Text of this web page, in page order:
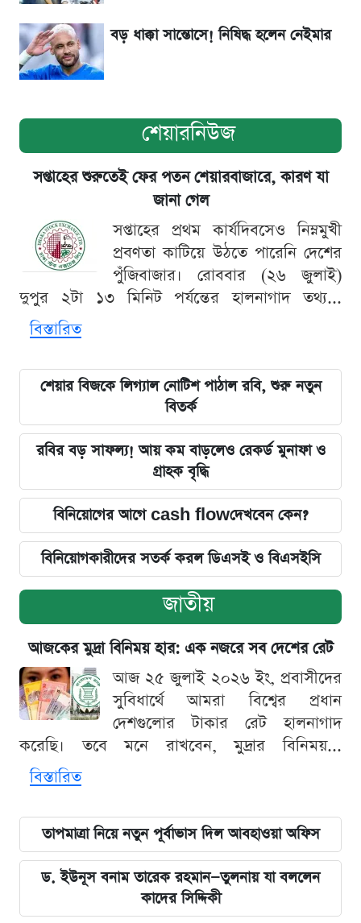
বড় ধাক্কা সান্তোসে! নিষিদ্ধ হলেন নেইমার
শেয়ারনিউজ
সপ্তাহের শুরুতেই ফের পতন শেয়ারবাজারে, কারণ যা
জানা গেল
সপ্তাহের প্রথম কার্যদিবসেও নিম্নমুখী
প্রবণতা কাটিয়ে উঠতে পারেনি দেশের
পুঁজিবাজার। রোববার (২৬ জুলাই)
দুপুর ২টা ১৩ মিনিট পর্যন্তের হালনাগাদ তথ্য...
বিস্তারিত
শেয়ার বিজকে লিগ্যাল নোটিশ পাঠাল রবি, শুরু নতুন
বিতর্ক
রবির বড় সাফল্য! আয় কম বাড়লেও রেকর্ড মুনাফা ও
গ্রাহক বৃদ্ধি
বিনিয়োগের আগে cash flowদেখবেন কেন?
বিনিয়োগকারীদের সতর্ক করল ডিএসই ও বিএসইসি
জাতীয়
আজকের মুদ্রা বিনিময় হার: এক নজরে সব দেশের রেট
আজ ২৫ জুলাই ২০২৬ ইং, প্রবাসীদের
সুবিধার্থে আমরা বিশ্বের প্রধান
দেশগুলোর টাকার রেট হালনাগাদ
করেছি। তবে মনে রাখবেন, মুদ্রার বিনিময়...
বিস্তারিত
তাপমাত্রা নিয়ে নতুন পূর্বাভাস দিল আবহাওয়া অফিস
ড. ইউনূস বনাম তারেক রহমান—তুলনায় যা বললেন
কাদের সিদ্দিকী